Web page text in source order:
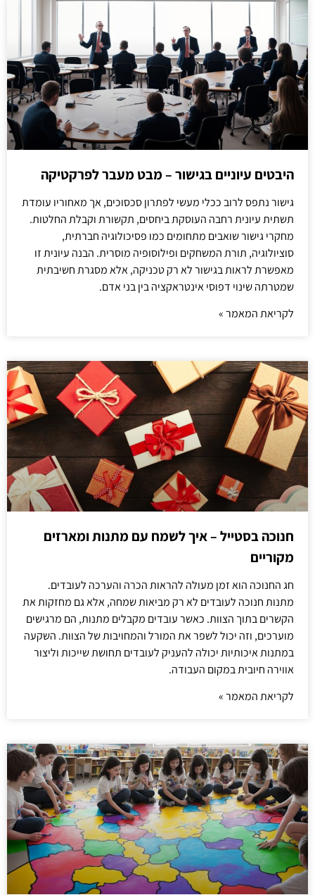
היבטים עיוניים בגישור – מבט מעבר לפרקטיקה
גישור נתפס לרוב ככלי מעשי לפתרון סכסוכים, אך מאחוריו עומדת
תשתית עיונית רחבה העוסקת ביחסים, תקשורת וקבלת החלטות.
מחקרי גישור שואבים מתחומים כמו פסיכולוגיה חברתית,
סוציולוגיה, תורת המשחקים ופילוסופיה מוסרית. הבנה עיונית זו
מאפשרת לראות בגישור לא רק טכניקה, אלא מסגרת חשיבתית
שמטרתה שינוי דפוסי אינטראקציה בין בני אדם.
לקריאת המאמר »
חנוכה בסטייל – איך לשמח עם מתנות ומארזים
מקוריים
חג החנוכה הוא זמן מעולה להראות הכרה והערכה לעובדים.
מתנות חנוכה לעובדים לא רק מביאות שמחה, אלא גם מחזקות את
הקשרים בתוך הצוות. כאשר עובדים מקבלים מתנות, הם מרגישים
מוערכים, וזה יכול לשפר את המורל והמחויבות של הצוות. השקעה
במתנות איכותיות יכולה להעניק לעובדים תחושת שייכות וליצור
אווירה חיובית במקום העבודה.
לקריאת המאמר »